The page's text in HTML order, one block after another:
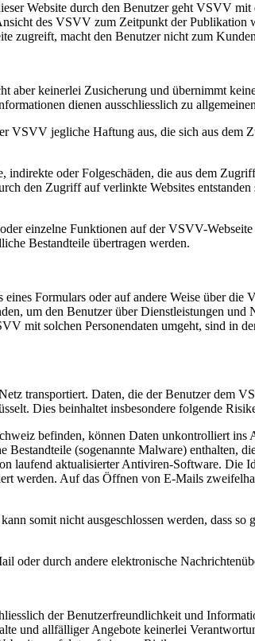
Website durch den Benutzer geht VSVV
des VSVV zum Zeitpunkt der Publikation
zugreift, macht den Benutzer nicht zum
aber keinerlei Zusicherung und übernimmt
dienen ausschliesslich zu
VSVV jegliche Haftung aus, die sich aus
oder Folgeschäden, die aus dem
den Zugriff auf verlinkte Websites
einzelne Funktionen auf der VSVV-
Bestandteile übertragen werden.
Formulars oder auf andere Weise über die
um den Benutzer über Dienstleistungen
mit solchen Personendaten umgeht, sind in
transportiert. Daten, die der Benutzer dem
Dies beinhaltet insbesondere folgende
befinden, können Daten unkontrolliert
(sogenannte Malware) enthalten,
laufend aktualisierter Antiviren-Software. Die
werden. Auf das Öffnen von E-Mails
somit nicht ausgeschlossen werden, dass so
durch andere elektronische
der Benutzerfreundlichkeit und
und allfälliger Angebote keinerlei